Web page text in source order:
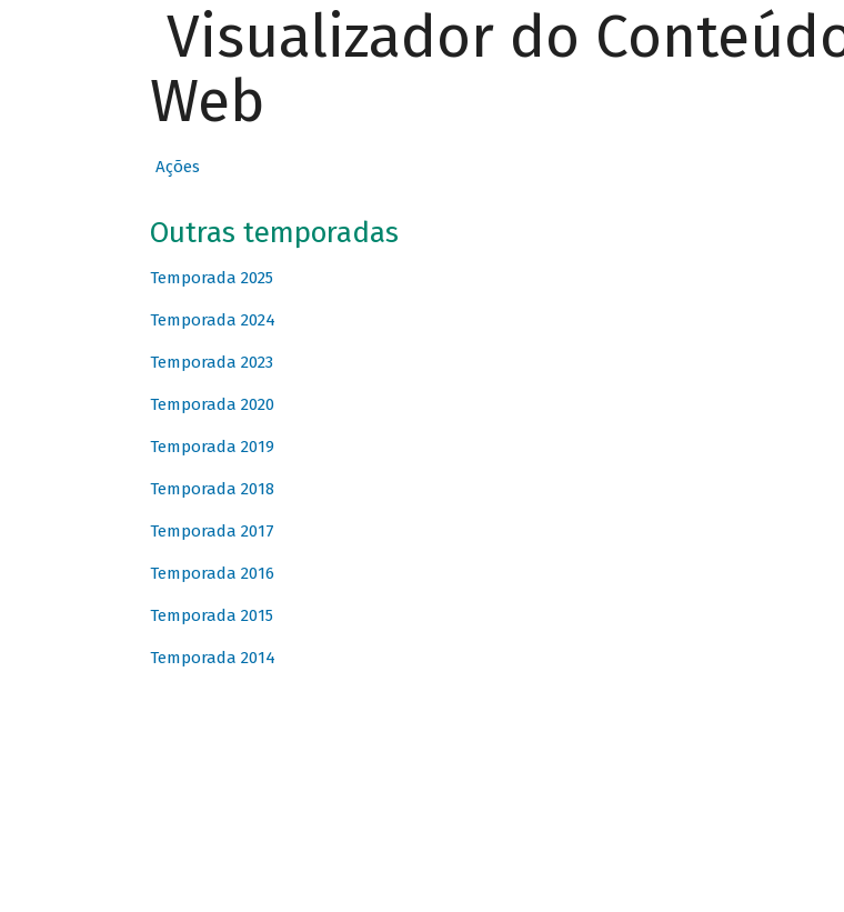
Visualizador do
Web
Ações
Outras temporadas
Temporada 2025
Temporada 2024
Temporada 2023
Temporada 2020
Temporada 2019
Temporada 2018
Temporada 2017
Temporada 2016
Temporada 2015
Temporada 2014